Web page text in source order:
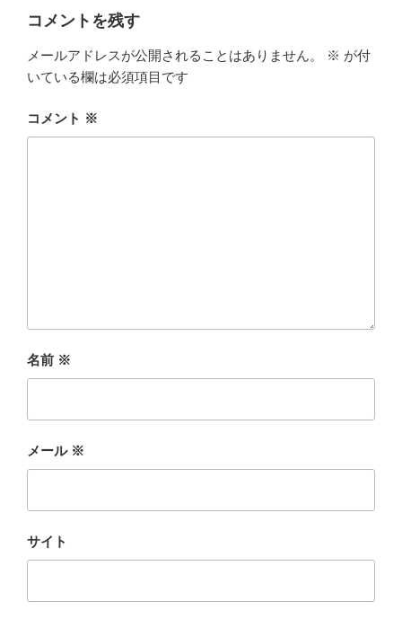
コメントを残す
メールアドレスが公開されることはありません。 ※ が付
いている欄は必須項目です
コメント ※
名前 ※
メール ※
サイト